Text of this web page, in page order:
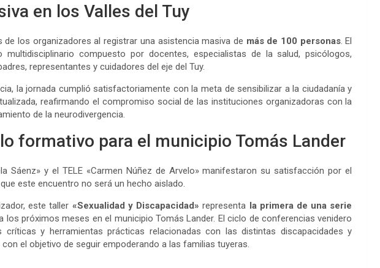
en los Valles del Tuy
de los organizadores al registrar una asistencia masiva de más de 100 personas. El
compuesto por docentes, especialistas de la salud, psicólogos,
representantes y cuidadores del eje del Tuy.
la jornada cumplió satisfactoriamente con la meta de sensibilizar a la ciudadanía y
reafirmando el compromiso social de las instituciones organizadoras con la
de la neurodivergencia.
formativo para el municipio Tomás Lander
Sáenz» y el TELE «Carmen Núñez de Arvelo» manifestaron su satisfacción por el
este encuentro no será un hecho aislado.
este taller «Sexualidad y Discapacidad» representa la primera de una serie
los próximos meses en el municipio Tomás Lander. El ciclo de conferencias venidero
críticas y herramientas prácticas relacionadas con las distintas discapacidades y
el objetivo de seguir empoderando a las familias tuyeras.